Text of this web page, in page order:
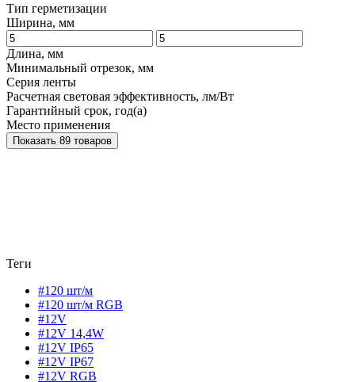
Тип герметизации
Ширина, мм
Длина, мм
Минимальный отрезок, мм
Серия ленты
Расчетная световая эффективность, лм/Вт
Гарантийный срок, год(а)
Место применения
Показать 89 товаров
Теги
#120 шт/м
#120 шт/м RGB
#12V
#12V 14,4W
#12V IP65
#12V IP67
#12V RGB